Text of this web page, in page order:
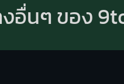
อื่นๆ ของ